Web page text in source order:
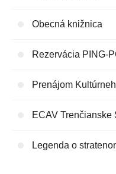
Obecná knižnica
Rezervácia PING-
Prenájom
ECAV Trenčianske
Legenda o